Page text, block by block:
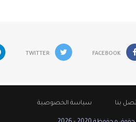
FACEBOOK
TWITTER
بنا سياسة الخصوصية